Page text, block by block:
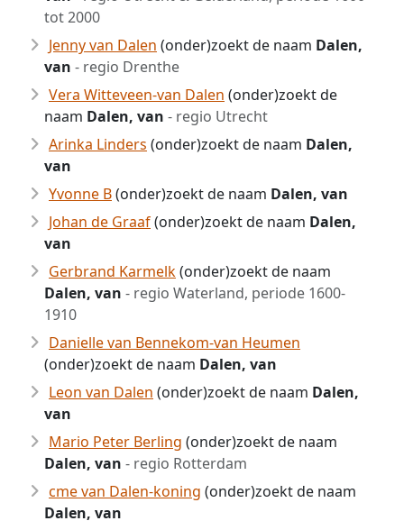
tot 2000
Jenny van Dalen (onder)zoekt de naam Dalen,
van - regio Drenthe
Vera Witteveen-van Dalen (onder)zoekt de
naam Dalen, van - regio Utrecht
Arinka Linders (onder)zoekt de naam Dalen,
van
Yvonne B(onder)zoekt de naam Dalen, van
Johan de Graaf(onder)zoekt de naam Dalen,
van
Gerbrand Karmelk(onder)zoekt de naam
Dalen, van - regio Waterland, periode 1600-
1910
Danielle van Bennekom-van Heumen
(onder)zoekt de naam Dalen, van
Leon van Dalen (onder)zoekt de naam Dalen,
van
Mario Peter Berling (onder)zoekt de naam
Dalen, van - regio Rotterdam
cme van Dalen-koning (onder)zoekt de naam
Dalen, van